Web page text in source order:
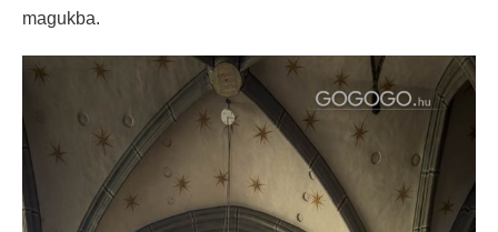
magukba.